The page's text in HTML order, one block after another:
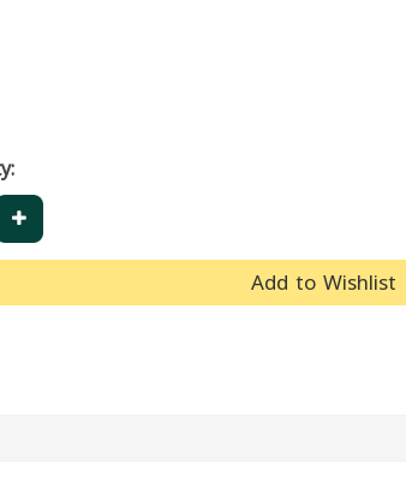
Add to Wishlist